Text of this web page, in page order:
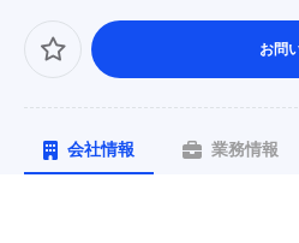
お問
会社情報 業務情報